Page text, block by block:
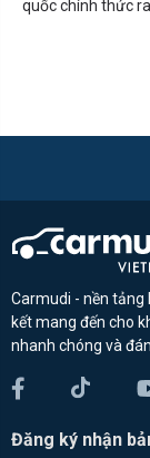
quốc chính thức ra
Carmudi - nền tảng
kết mang đến cho
nhanh chóng và
Đăng ký nhận